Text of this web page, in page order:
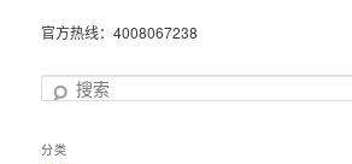
官方热线：4008067238
搜
分类